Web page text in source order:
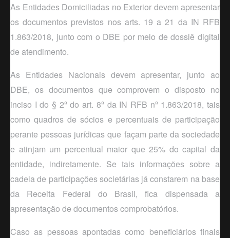
As Entidades Domiciliadas no Exterior devem apresentar
os documentos previstos nos arts. 19 a 21 da IN RFB
1.863/2018, junto com o DBE por meio de dossiê digital
de atendimento.
As Entidades Nacionais devem apresentar, junto ao
DBE, os documentos que comprovem o disposto no
inciso I do § 2º do art. 8º da IN RFB nº 1.863/2018, tais
como quadros de sócios e percentuais de participação
perante pessoas jurídicas que façam parte da sociedade
e atinjam um percentual maior que 25% do capital da
entidade, indiretamente. Se tais informações sobre a
cadeia de participações societárias já constarem na base
da Receita Federal do Brasil, fica dispensada a
apresentação de documentos comprobatórios.
Caso as pessoas apontadas como beneficiários finais